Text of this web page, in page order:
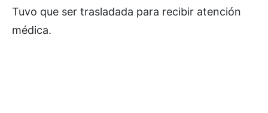
Tuvo que ser trasladada para recibir atención
médica.